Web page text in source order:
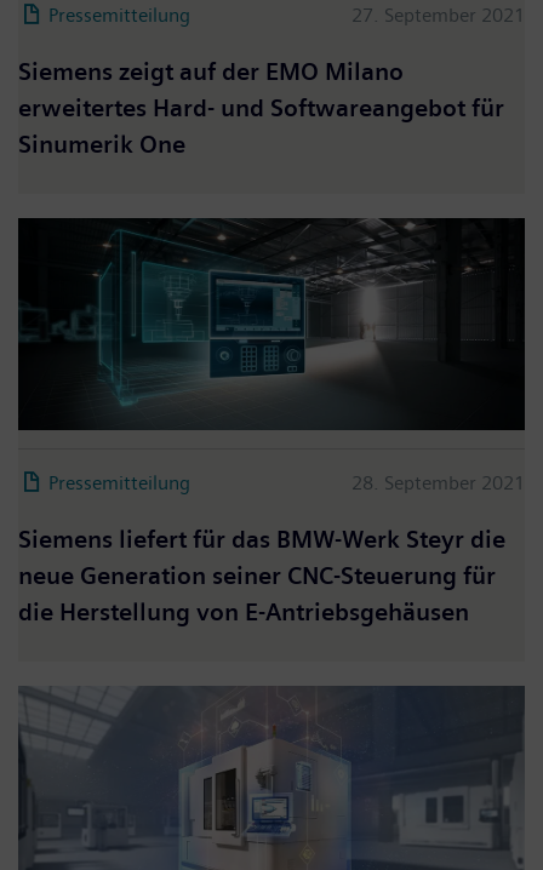
Pressemitteilung 27. September 2021
Siemens zeigt auf der EMO Milano
erweitertes Hard- und Softwareangebot für
Sinumerik One
Pressemitteilung 28. September 2021
Siemens liefert für das BMW-Werk Steyr die
neue Generation seiner CNC-Steuerung für
die Herstellung von E-Antriebsgehäusen